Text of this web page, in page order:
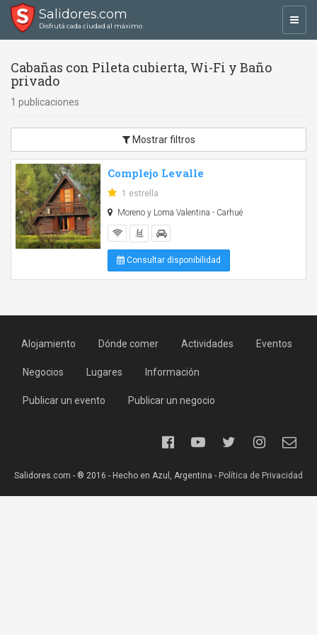
Salidores.com
Disfrutá cada ciudad al máximo
Cabañas con Pileta cubierta, Wi-Fi y Baño
privado
1 publicaciones
Mostrar filtros
Complejo Levalle
1 estrella
Moreno y Loma Valentina - Carhué
Consultar disponibilidad
Alojamiento Dónde comer Actividades Eventos
Negocios Lugares Información
Publicar un evento Publicar un negocio
Salidores.com - ® 2016 - Hecho en Azul, Argentina - Política de Privacidad